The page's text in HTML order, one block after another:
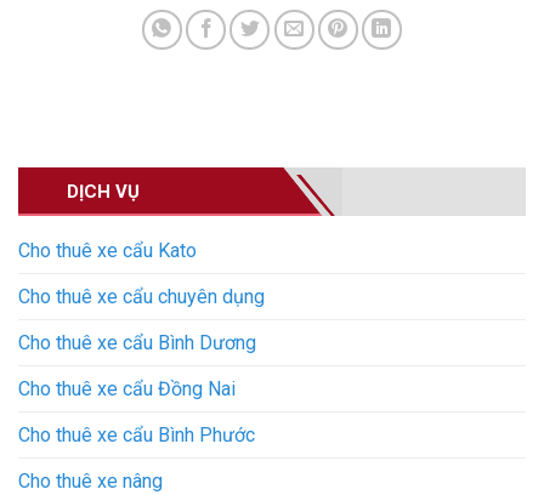
DỊCH VỤ
Cho thuê xe cẩu Kato
Cho thuê xe cẩu chuyên dụng
Cho thuê xe cẩu Bình Dương
Cho thuê xe cẩu Đồng Nai
Cho thuê xe cẩu Bình Phước
Cho thuê xe nâng